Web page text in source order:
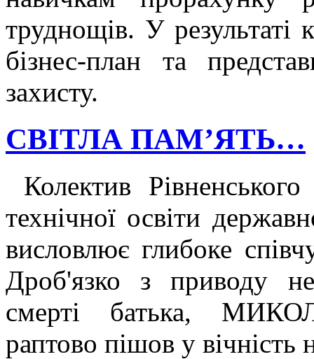
труднощів. У результаті
бізнес-план та
захисту.
СВІТЛА ПАМ’ЯТЬ…
Колектив
технічної освіти
висловлює глибоке
Дроб'язко з приводу
смерті батька,
раптово пішов у вічність